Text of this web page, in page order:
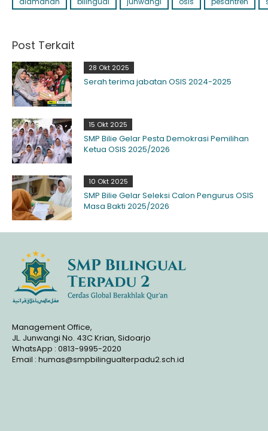
Post Terkait
28 Okt 2025
Serah terima jabatan OSIS 2024-2025
15 Okt 2025
SMP Bilie Gelar Pesta Demokrasi Pemilihan
Ketua OSIS 2025/2026
10 Okt 2025
SMP Bilie Gelar Seleksi Calon Pengurus OSIS
Masa Bakti 2025/2026
Management Office,
JL. Junwangi No. 43C Krian, Sidoarjo
WhatsApp : 0813-9995-2020
Email : humas@smpbilingualterpadu2.sch.id